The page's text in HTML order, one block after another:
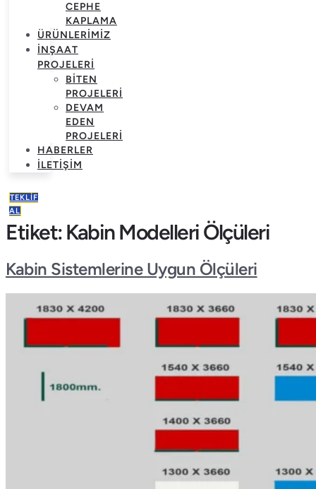
CEPHE
KAPLAMA
ÜRÜNLERIMIZ
İNŞAAT
PROJELERI
BITEN
PROJELERI
DEVAM
EDEN
PROJELERI
HABERLER
İLETIŞIM
TEKLIF
AL
Etiket:Kabin Modelleri Ölçüleri
Kabin Sistemlerine Uygun Ölçüleri